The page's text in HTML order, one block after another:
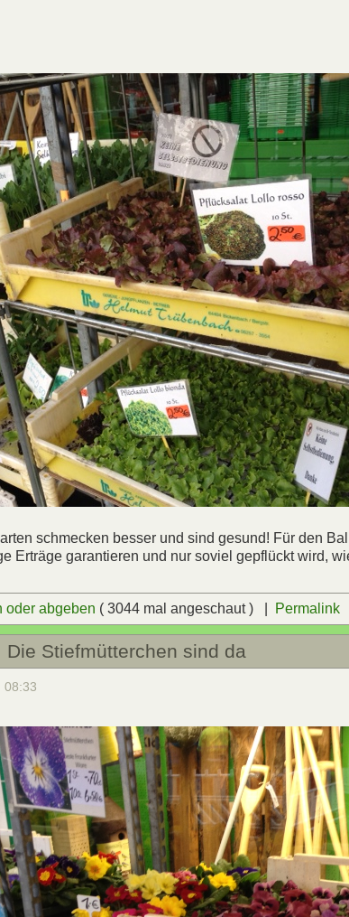
schmecken besser und sind gesund! Für den
Erträge garantieren und nur soviel gepflückt wird,
oder abgeben ( 3044 mal angeschaut ) | Permalink
Stiefmütterchen sind da
08:33